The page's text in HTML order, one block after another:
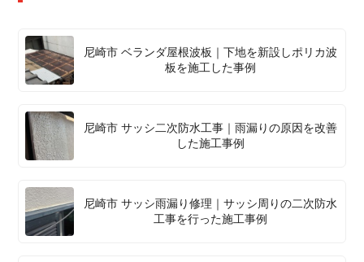
尼崎市 ベランダ屋根波板｜下地を新設しポリカ波
板を施工した事例
尼崎市 サッシ二次防水工事｜雨漏りの原因を改善
した施工事例
尼崎市 サッシ雨漏り修理｜サッシ周りの二次防水
工事を行った施工事例